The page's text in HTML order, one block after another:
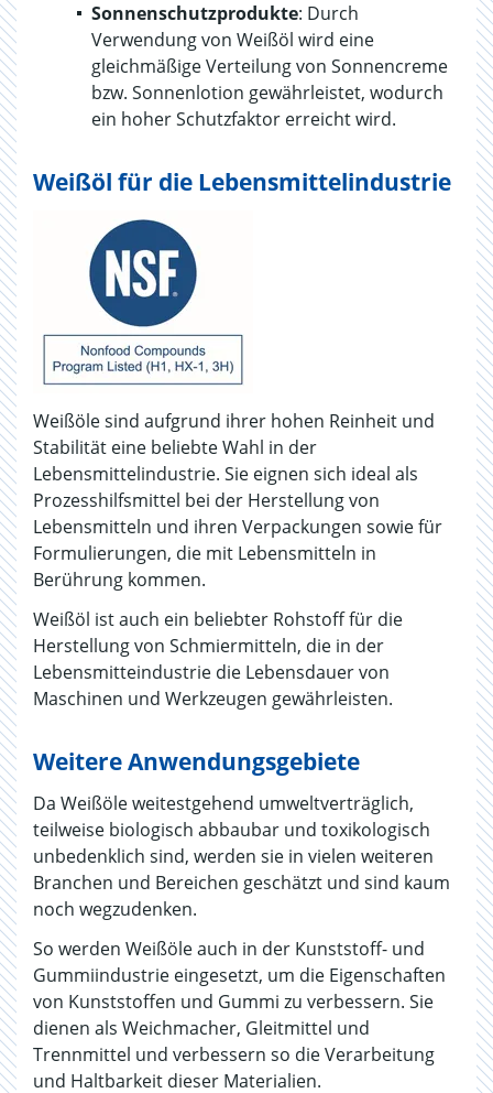
Sonnenschutzprodukte: Durch
Verwendung von Weißöl wird eine
gleichmäßige Verteilung von Sonnencreme
bzw. Sonnenlotion gewährleistet, wodurch
ein hoher Schutzfaktor erreicht wird.
Weißöl für die Lebensmittelindustrie
Weißöle sind aufgrund ihrer hohen Reinheit und
Stabilität eine beliebte Wahl in der
Lebensmittelindustrie. Sie eignen sich ideal als
Prozesshilfsmittel bei der Herstellung von
Lebensmitteln und ihren Verpackungen sowie für
Formulierungen, die mit Lebensmitteln in
Berührung kommen.
Weißöl ist auch ein beliebter Rohstoff für die
Herstellung von Schmiermitteln, die in der
Lebensmitteindustrie die Lebensdauer von
Maschinen und Werkzeugen gewährleisten.
Weitere Anwendungsgebiete
Da Weißöle weitestgehend umweltverträglich,
teilweise biologisch abbaubar und toxikologisch
unbedenklich sind, werden sie in vielen weiteren
Branchen und Bereichen geschätzt und sind kaum
noch wegzudenken.
So werden Weißöle auch in der Kunststoff- und
Gummiindustrie eingesetzt, um die Eigenschaften
von Kunststoffen und Gummi zu verbessern. Sie
dienen als Weichmacher, Gleitmittel und
Trennmittel und verbessern so die Verarbeitung
und Haltbarkeit dieser Materialien.